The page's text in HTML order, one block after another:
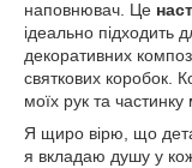
наповнювач. Це
ідеально підходить
декоративних
святкових коробок.
моїх рук та частинку
Я щиро вірю, що
я вкладаю душу у